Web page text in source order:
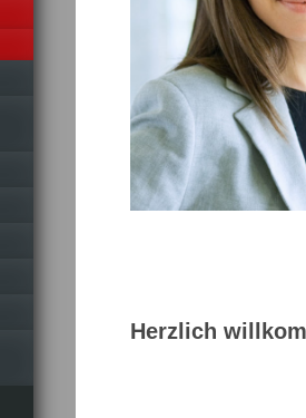
Herzlich